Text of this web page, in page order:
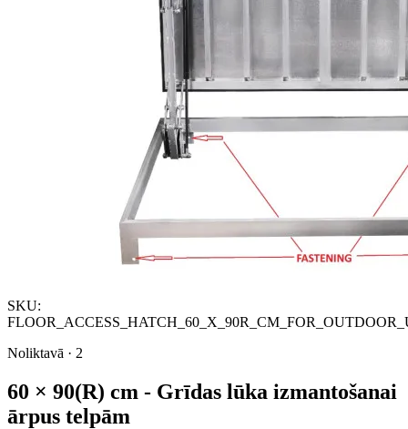
SKU:
Noliktavā · 2
60 × 90(R) cm - Grīdas lūka izmantošanai
ārpus telpām